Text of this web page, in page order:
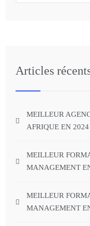
Articles
MEILLEUR
AFRIQUE EN 2024
MEILLEUR
MANAGEMENT
MEILLEUR
MANAGEMENT